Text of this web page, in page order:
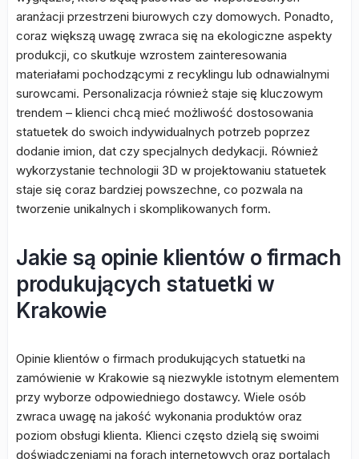
aranżacji przestrzeni biurowych czy domowych. Ponadto,
coraz większą uwagę zwraca się na ekologiczne aspekty
produkcji, co skutkuje wzrostem zainteresowania
materiałami pochodzącymi z recyklingu lub odnawialnymi
surowcami. Personalizacja również staje się kluczowym
trendem – klienci chcą mieć możliwość dostosowania
statuetek do swoich indywidualnych potrzeb poprzez
dodanie imion, dat czy specjalnych dedykacji. Również
wykorzystanie technologii 3D w projektowaniu statuetek
staje się coraz bardziej powszechne, co pozwala na
tworzenie unikalnych i skomplikowanych form.
Jakie są opinie klientów o firmach
produkujących statuetki w
Krakowie
Opinie klientów o firmach produkujących statuetki na
zamówienie w Krakowie są niezwykle istotnym elementem
przy wyborze odpowiedniego dostawcy. Wiele osób
zwraca uwagę na jakość wykonania produktów oraz
poziom obsługi klienta. Klienci często dzielą się swoimi
doświadczeniami na forach internetowych oraz portalach